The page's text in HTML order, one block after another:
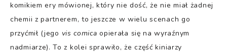
komikiem ery mówionej, który nie dość, że nie miał żadnej
chemii z partnerem, to jeszcze w wielu scenach go
przyćmił (jego vis comica opierała się na wyraźnym
nadmiarze). To z kolei sprawiło, że część kiniarzy